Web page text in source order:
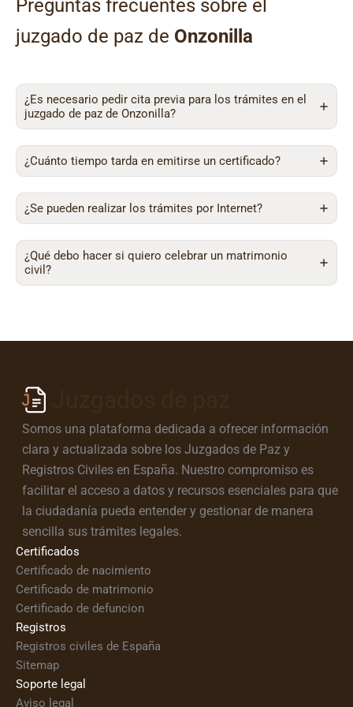
Preguntas frecuentes sobre el
juzgado de paz de Onzonilla
¿Es necesario pedir cita previa para los trámites en el
juzgado de paz de Onzonilla?
¿Cuánto tiempo tarda en emitirse un certificado?
¿Se pueden realizar los trámites por Internet?
¿Qué debo hacer si quiero celebrar un matrimonio
civil?
Somos una plataforma dedicada a ofrecer información
clara y actualizada sobre los Juzgados de Paz y
Registros Civiles en España. Nuestro compromiso es
facilitar el acceso a datos y recursos esenciales para que
la ciudadanía pueda entender y gestionar de manera
sencilla sus trámites legales.
Certificados
Certificado de nacimiento
Certificado de matrimonio
Certificado de defuncion
Registros
Registros civiles de España
Sitemap
Soporte legal
Aviso legal